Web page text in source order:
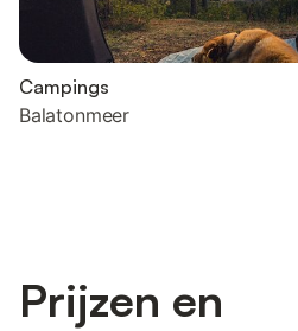
Campings
Balatonmeer
Prijzen en